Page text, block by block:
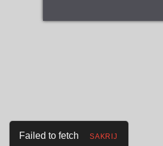
Failed to fetch SAKRIJ